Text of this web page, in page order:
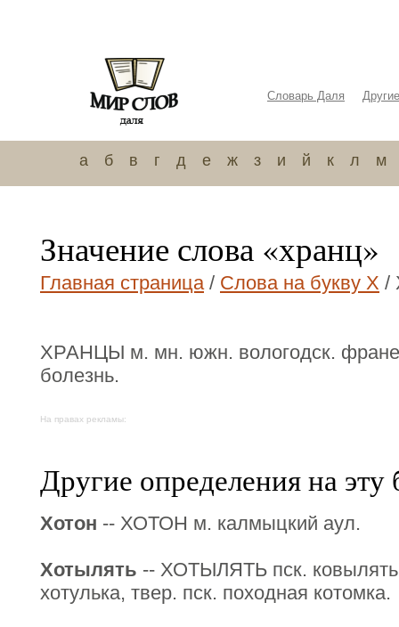
Словарь Даля
а б в г д е ж з и й к л м
Значение слова «хранц»
Главная страница/ Слова на букву Х /
ХРАНЦЫ м. мн. южн. вологодск.
болезнь.
На правах рекламы:
Другие определения на эту
Хотон -- ХОТОН м. калмыцкий аул.
Хотылять -- ХОТЫЛЯТЬ пск.
хотулька, твер. пск. походная котомка.